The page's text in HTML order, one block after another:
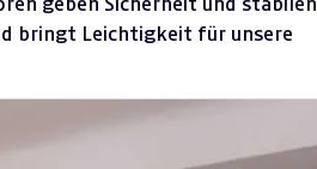
geben Sicherheit und stabilen
bringt Leichtigkeit für unsere